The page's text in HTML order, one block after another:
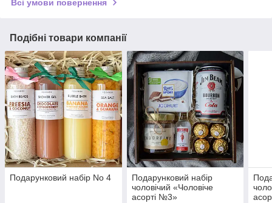
Всі умови повернення
Подібні товари компанії
Подарунковий набір No 4
Подарунковий набір
чоловічий «Чоловіче
асорті №3»